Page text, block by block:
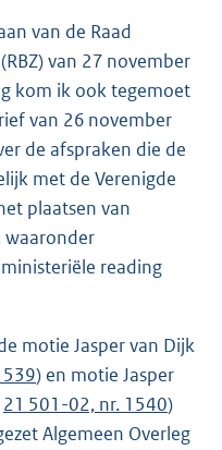
van de Raad
van 27 november
kom ik ook tegemoet
van 26 november
de afspraken die de
met de Verenigde
plaatsen van
waaronder
reading
motie Jasper van Dijk
) en motie Jasper
21 501-02, nr. 1540)
Algemeen Overleg